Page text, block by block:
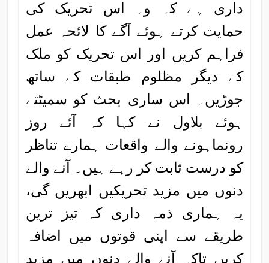
داری ہے کہ وہ اس تحریک کی
حمایت کرتے ہوئے آگے کا لائحہ عمل
فراہم کریں اور اس تحریک کو ملک
کے دیگر مظلوم طبقات کے ساتھ
جوڑیں۔ اس ساری بحث کو سمیٹتے
ہوئے بلاول نے کہا کہ آئے روز
رونماہونے والے واقعات ہمارے تناظر
کو درست ثابت کر رہے ہیں۔ آنے والے
دنوں میں مزید تحریکیں ابھریں گی،
یہ ہماری ذمہ داری کہ تیز ترین
طریقے سے اپنی قوتوں میں اضافہ
کریں تاکہ آنے والے دنوں میں مزید